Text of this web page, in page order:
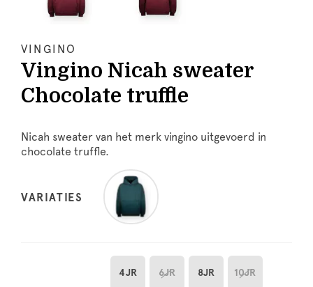
VINGINO
Vingino Nicah sweater
Chocolate truffle
Nicah sweater van het merk vingino uitgevoerd in
chocolate truffle.
VARIATIES
4JR 6JR 8JR 10JR